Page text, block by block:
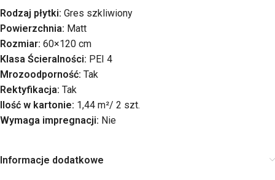
Rodzaj płytki: Gres szkliwiony
Powierzchnia: Matt
Rozmiar: 60×120 cm
Klasa Ścieralności: PEI 4
Mrozoodporność: Tak
Rektyfikacja: Tak
Ilość w kartonie: 1,44 m²/ 2 szt.
Wymaga impregnacji: Nie
Informacje dodatkowe